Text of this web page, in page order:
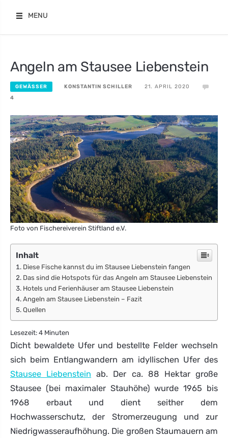
MENU
Angeln am Stausee Liebenstein
GEWÄSSER KONSTANTIN SCHILLER
21. APRIL 2020
4
Foto von Fischereiverein Stiftland e.V.
Inhalt
Diese Fische kannst du im Stausee Liebenstein fangen
Das sind die Hotspots für das Angeln am Stausee Liebenstein
Hotels und Ferienhäuser am Stausee Liebenstein
Angeln am Stausee Liebenstein – Fazit
Quellen
Lesezeit: 4 Minuten
Dicht bewaldete Ufer und bestellte Felder wechseln
sich beim Entlangwandern am idyllischen Ufer des
Stausee Liebenstein ab. Der ca. 88 Hektar große
Stausee (bei maximaler Stauhöhe) wurde 1965 bis
1968 erbaut und dient seither dem
Hochwasserschutz, der Stromerzeugung und zur
Niedrigwasseraufhöhung. Die großen Staumauern am